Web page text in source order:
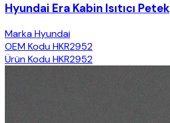
Hyundai Era Kabin Isıtıcı Petek
MarkaHyundai
OEM KoduHKR2952
Ürün KoduHKR2952